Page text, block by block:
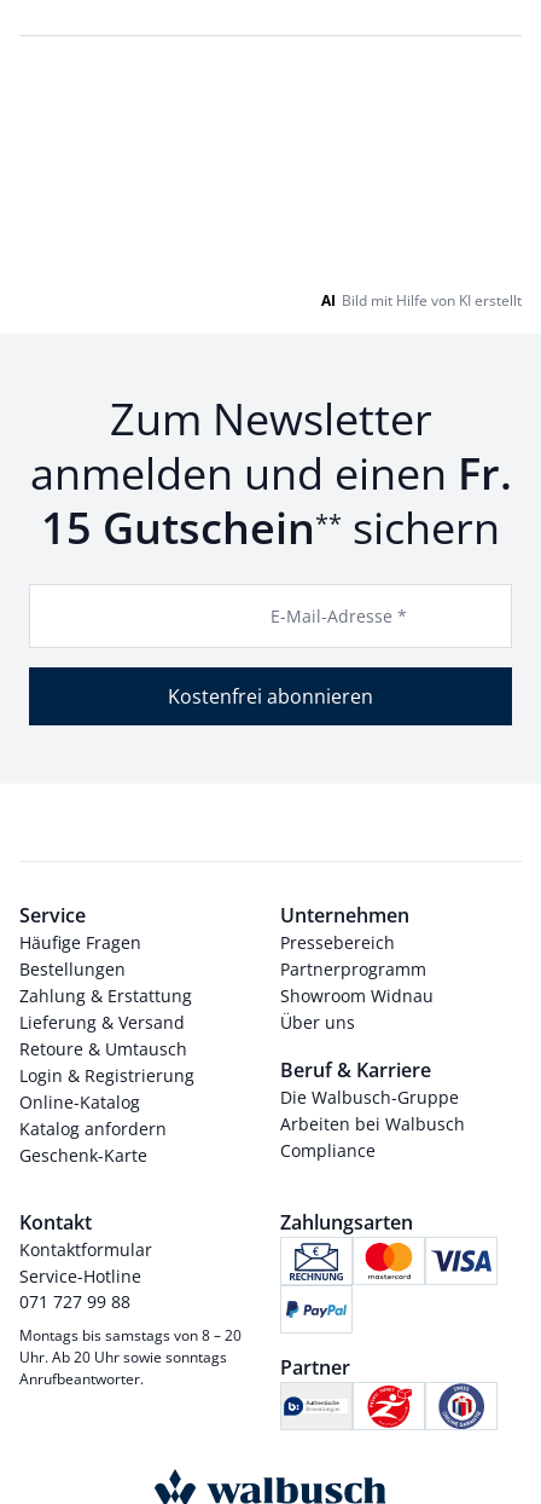
AI Bild mit Hilfe von KI erstellt
Zum Newsletter
anmelden und einen Fr.
15 Gutschein** sichern
E-Mail-Adresse *
Kostenfrei abonnieren
Service
Häufige Fragen
Bestellungen
Zahlung & Erstattung
Lieferung & Versand
Retoure & Umtausch
Login & Registrierung
Online-Katalog
Katalog anfordern
Geschenk-Karte
Unternehmen
Pressebereich
Partnerprogramm
Showroom Widnau
Über uns
Beruf & Karriere
Die Walbusch-Gruppe
Arbeiten bei Walbusch
Compliance
Kontakt
Kontaktformular
Service-Hotline
071 727 99 88
Montags bis samstags von 8 – 20
Uhr. Ab 20 Uhr sowie sonntags
Anrufbeantworter.
Zahlungsarten
Partner